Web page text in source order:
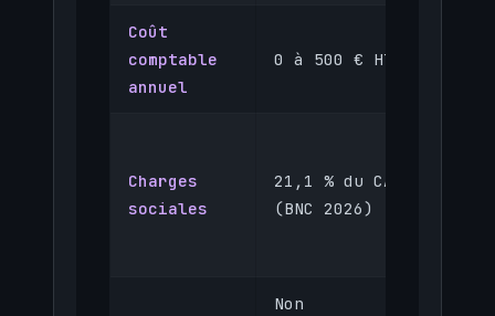
Coût
comptable
annuel
0 à 500 € HT
Charges
sociales
21,1 % du CA
(BNC 2026)
Non